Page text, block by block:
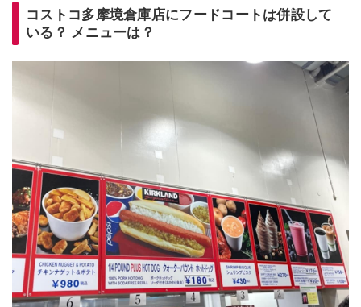
コストコ多摩境倉庫店にフードコートは併設して
いる？ メニューは？